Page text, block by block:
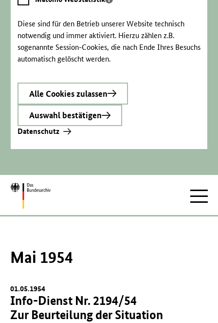
Webstatistik
Diese sind für den Betrieb unserer Website technisch
notwendig und immer aktiviert. Hierzu zählen z.B.
sogenannte Session-Cookies, die nach Ende Ihres Besuchs
automatisch gelöscht werden.
Alle Cookies zulassen
Auswahl bestätigen
Datenschutz
Zur
Mai 1954
01.05.1954
Info-Dienst Nr. 2194/54
Zur Beurteilung der Situation